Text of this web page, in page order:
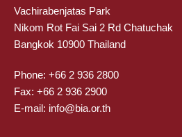
Vachirabenjatas Park
Nikom Rot Fai Sai 2 Rd Chatuchak
Bangkok 10900 Thailand
Phone: +66 2 936 2800
Fax: +66 2 936 2900
E-mail: info@bia.or.th